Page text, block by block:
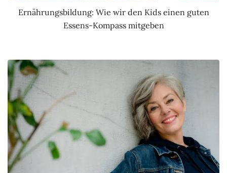
Ernährungsbildung: Wie wir den Kids einen guten
Essens-Kompass mitgeben